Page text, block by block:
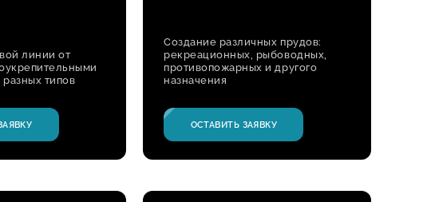
линии от
типов
Создание различных прудов:
рекреационных, рыбоводных,
противопожарных и другого
назначения
ОСТАВИТЬ ЗАЯВКУ